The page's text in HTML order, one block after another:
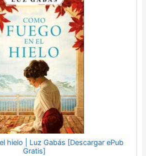
hielo | Luz Gabás [Descargar ePub
Gratis]